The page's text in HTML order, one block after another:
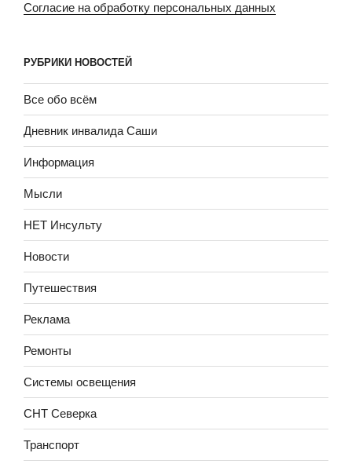
Согласие на обработку персональных данных
РУБРИКИ НОВОСТЕЙ
Все обо всём
Дневник инвалида Саши
Информация
Мысли
НЕТ Инсульту
Новости
Путешествия
Реклама
Ремонты
Системы освещения
СНТ Северка
Транспорт